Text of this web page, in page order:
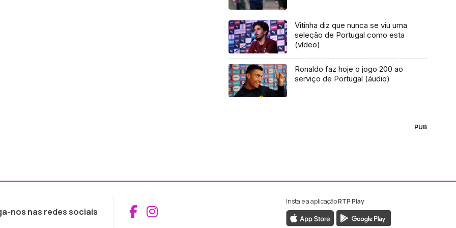
Vitinha diz que nunca se viu uma
seleção de Portugal como esta
(vídeo)
Ronaldo faz hoje o jogo 200 ao
serviço de Portugal (áudio)
PUB
nos nas redes sociais Aceder ao Facebook da RTP Madeira
Aceder ao Instagram da RTP Madeira
Instale a aplicaçãoRTP Play